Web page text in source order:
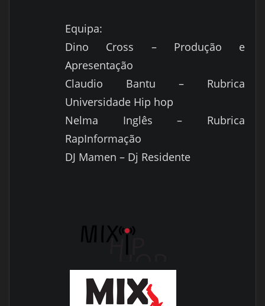
Equipa:
Dino Cross – Produção e
Apresentação
Claudio Bantu – Rubrica
Universidade Hip hop
Nelma Inglês – Rubrica
RapInformação
DJ Mamen – Dj Residente